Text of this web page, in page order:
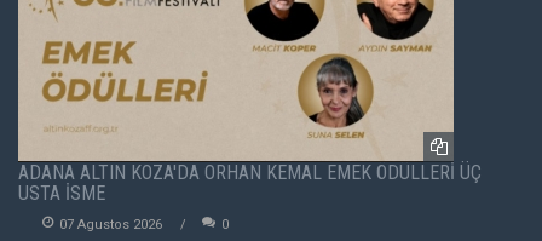
ADANA ALTIN KOZA'DA ORHAN KEMAL EMEK ÖDÜLLERİ ÜÇ
USTA İSME
07 Agustos 2026 0